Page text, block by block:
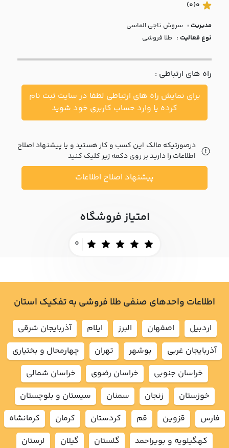
با ما
مقالات
اخبار
پرسش
متداول
خواست
0
(0)
مدیریت : سروش ناجي الماسي
نوع فعالیت : طلا فروشی
راه های ارتباطی :
برای نمایش راه های ارتباطی لطفا در سایت ثبت نام
کرده یا وارد حساب کاربری خود شوید
درصورتیکه مالک این کسب و کار هستید و یا پیشنهاد اصلاح
اطلاعات را دارید بر روی دکمه زیر کلیک کنید
پیشنهاد اصلاح اطلاعات
امتیاز فروشگاه
0
اطلاعات واحدهای صنفی طلا فروشی به تفکیک استان
اردبيل اصفهان البرز ايلام
آذربايجان شرقي
آذربايجان غربي
بوشهر تهران
چهارمحال و بختياري
خراسان جنوبي
خراسان رضوي
خراسان شمالي
خوزستان
زنجان سمنان
سيستان و بلوچستان
فارس
قزوين قم كردستان كرمان
كرمانشاه
كهگيلويه و بويراحمد
گلستان گيلان
لرستان